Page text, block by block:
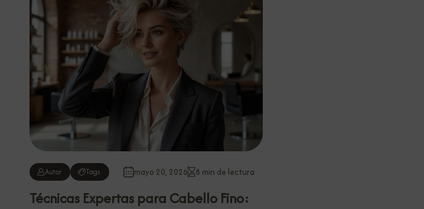
Autor Tags mayo 20, 2026 8 min de lectura
Técnicas Expertas para Cabello Fino: